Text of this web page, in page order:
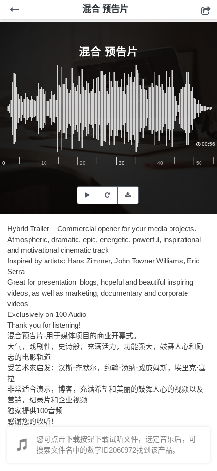
混合 预告片
混合 预告片
00:56
Hybrid Trailer – Commercial opener for your media projects.
Atmospheric, dramatic, epic, energetic, powerful, inspirational
and motivational cinematic track
Inspired by artists: Hans Zimmer, John Towner Williams, Eric
Serra
Great for presentation, blogs, hopeful and beautiful inspiring
videos, as well as marketing, documentary and corporate
videos
Exclusively on 100 Audio
Thank you for listening!
混合预告片-用于媒体项目的商业开幕式。
大气，戏剧性，史诗般，充满活力，功能强大，鼓舞人心和励
志的电影轨道
受艺术家启发：汉斯·齐默尔，约翰·汤纳·威廉姆斯，埃里克·塞
拉
非常适合演示，博客，充满希望和美丽的鼓舞人心的视频以及
营销，纪录片和企业视频
独家提供100音频
感谢您的收听！
您可点击下载按钮下载试听文件，选定音乐后，可
搜索文件名中的数字ID2060972找到该产品。